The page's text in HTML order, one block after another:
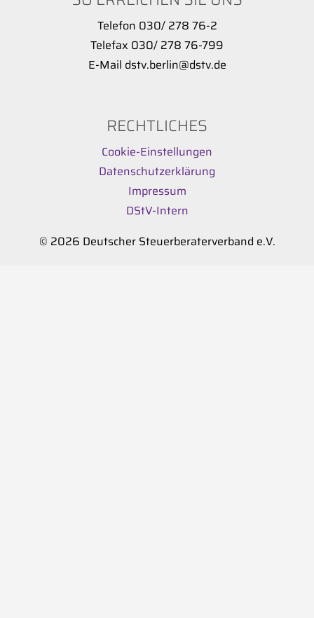
Telefon 030/ 278 76-2
Telefax 030/ 278 76-799
E-Mail dstv.berlin@dstv.de
RECHTLICHES
Cookie-Einstellungen
Datenschutzerklärung
Impressum
DStV-Intern
© 2026 Deutscher Steuerberaterverband e.V.